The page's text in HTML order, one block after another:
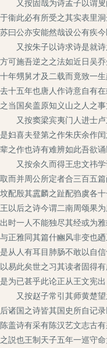
又按固哉为诗孟子以谓叟
于衞此必有所受之其实表里
苏曰公亦安能然哉设公有疾
又按朱子以诗求诗是就诗
方可施吾逆之之法如近日吴
十年甥舅才及二载而竟致一
去十五年也唐人作诗意自有
之当国矣盖原知义山之人之
又按窦梁宾夷门人进士卢
是妇喜夫登第之作朱庆余作
辈之作也诗有难辨如此吾欲
又按余久而得王忠文祎学
取而并周公所定者合三百五
坟配殷其靁麟之趾配驺虞各
王以后之诗今谓二南周颂果
出时一人不能独尽其经或为
与正雅同其篇什豳风非变也
是从人有耳目肺肠不敢以自
以易此矣世之习其读者固得
是为已甚乎此论正从王文宪出
又按赵子常引其师黄楚望
后诸国之诗皆其国史所自记
陈盖诗有采有陈汉艺文志古
之説也王制天子五年一巡守